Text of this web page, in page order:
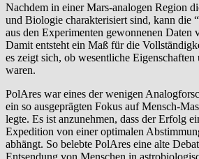
Nachdem in einer Mars-analogen Region
und Biologie charakterisiert sind, kann die
aus den Experimenten gewonnenen Daten
Damit entsteht ein Maß für die
es zeigt sich, ob wesentliche Eigenschaften
waren.
PolAres war eines der wenigen
ein so ausgeprägten Fokus auf Mensch-
legte. Es ist anzunehmen, dass der Erfolg
Expedition von einer optimalen
abhängt. So belebte PolAres eine alte
Entsendung von Menschen in